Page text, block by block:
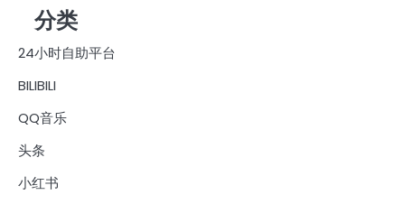
分类
24小时自助平台
BILIBILI
QQ音乐
头条
小红书